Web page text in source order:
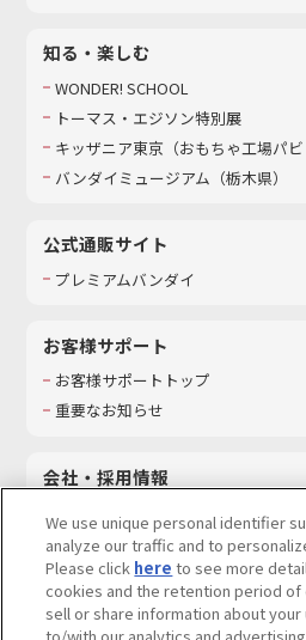
知る・楽しむ
WONDER! SCHOOL
トーマス・エジソン特別展
キッザニア東京（おもちゃ工場パビ
バンダイミュージアム（栃木県）
公式通販サイト
プレミアムバンダイ
お客様サポート
お客様サポートトップ
重要なお知らせ
会社・採用情報
採用情報
サステナビリティ
お問い合わせ
We use unique personal identifier
analyze our traffic and to
Please click here to see more
cookies and the retention period of
sell or share information about